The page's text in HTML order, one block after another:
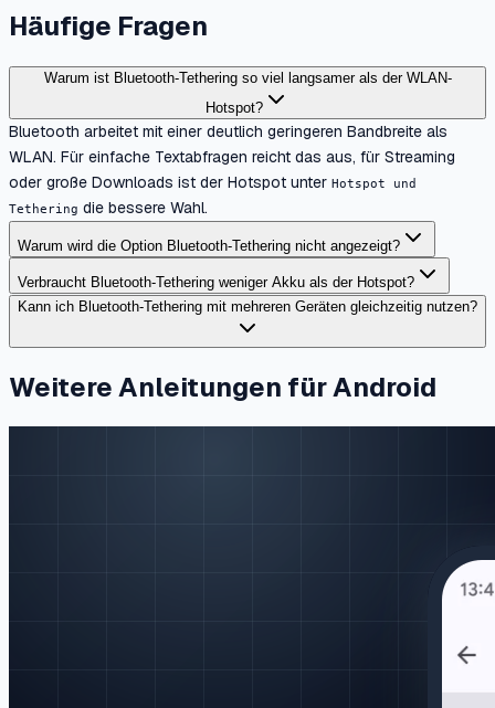
Häufige Fragen
Warum ist Bluetooth-Tethering so viel langsamer als der WLAN-
Hotspot?
Bluetooth arbeitet mit einer deutlich geringeren Bandbreite als
WLAN. Für einfache Textabfragen reicht das aus, für Streaming
oder große Downloads ist der Hotspot unter Hotspot und
Tethering die bessere Wahl.
Warum wird die Option Bluetooth-Tethering nicht angezeigt?
Verbraucht Bluetooth-Tethering weniger Akku als der Hotspot?
Kann ich Bluetooth-Tethering mit mehreren Geräten gleichzeitig nutzen?
Weitere Anleitungen für Android